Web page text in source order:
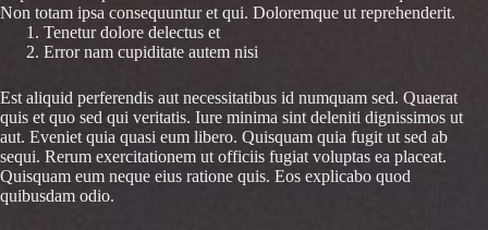
Non totam ipsa consequuntur et qui. Doloremque ut reprehenderit.
Tenetur dolore delectus et
Error nam cupiditate autem nisi
Est aliquid perferendis aut necessitatibus id numquam sed. Quaerat
quis et quo sed qui veritatis. Iure minima sint deleniti dignissimos ut
aut. Eveniet quia quasi eum libero. Quisquam quia fugit ut sed ab
sequi. Rerum exercitationem ut officiis fugiat voluptas ea placeat.
Quisquam eum neque eius ratione quis. Eos explicabo quod
quibusdam odio.